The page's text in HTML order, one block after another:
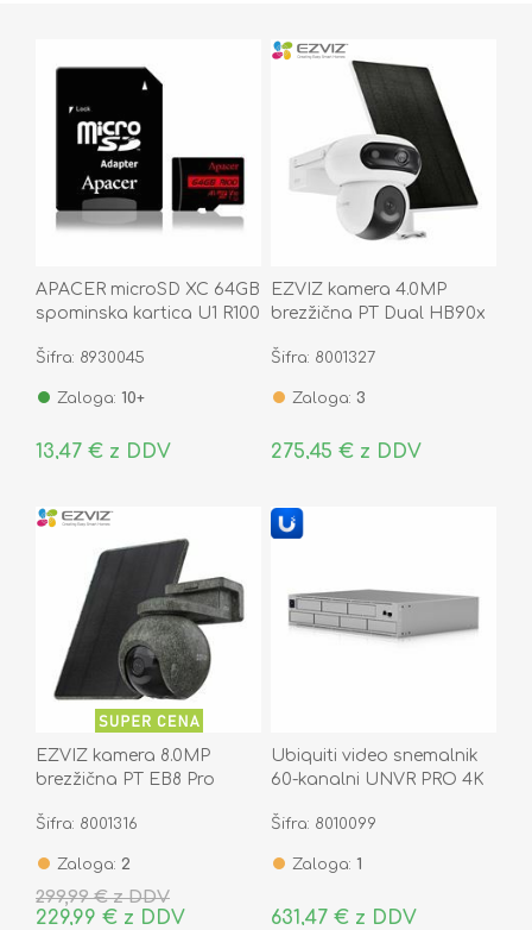
APACER microSD XC 64GB
spominska kartica U1 R100
AP64GMCSX10UB-R
Šifra: 8930045
Zaloga: 10+
13,47 € z DDV
EZVIZ kamera 4.0MP
brezžična PT Dual HB90x
Šifra: 8001327
Zaloga: 3
275,45 € z DDV
EZVIZ kamera 8.0MP
brezžična PT EB8 Pro
solarni panel
Šifra: 8001316
Zaloga: 2
299,99 € z DDV
229,99 € z DDV
Ubiquiti video snemalnik
60-kanalni UNVR PRO 4K
Šifra: 8010099
Zaloga: 1
631,47 € z DDV